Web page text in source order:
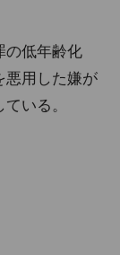
の低年齢化
悪用した嫌が
いる。